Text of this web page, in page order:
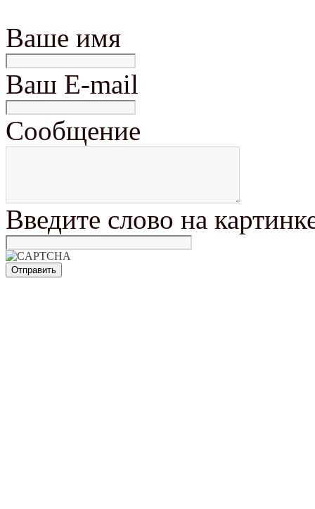
Ваше имя
Ваш E-mail
Сообщение
Введите слово на